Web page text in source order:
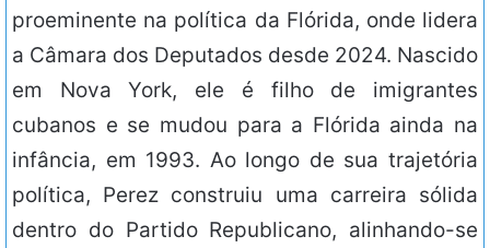
proeminente na política da Flórida, onde lidera
a Câmara dos Deputados desde 2024. Nascido
em Nova York, ele é filho de imigrantes
cubanos e se mudou para a Flórida ainda na
infância, em 1993. Ao longo de sua trajetória
política, Perez construiu uma carreira sólida
dentro do Partido Republicano, alinhando-se